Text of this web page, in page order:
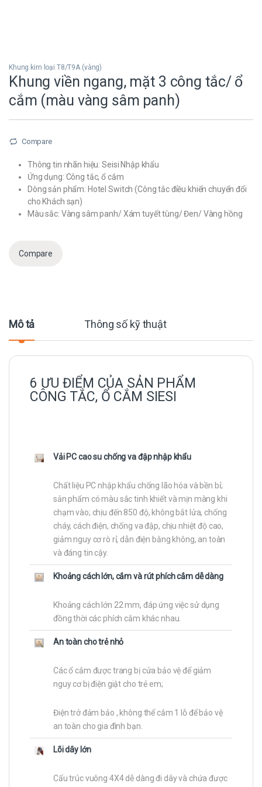
Khung kim loại T8/T9A (vàng)
Khung viền ngang, mặt 3 công tắc/ ổ
cắm (màu vàng sâm panh)
Compare
Thông tin nhãn hiệu: Seisi Nhập khẩu
Ứng dụng: Công tắc, ổ cắm
Dòng sản phẩm: Hotel Switch (Công tắc điều khiển chuyển đổi
cho Khách sạn)
Màu sắc: Vàng sâm panh/ Xám tuyết tùng/ Đen/ Vàng hồng
Compare
Mô tả Thông số kỹ thuật
6 ƯU ĐIỂM CỦA SẢN PHẨM
CÔNG TẮC, Ổ CẮM SIESI
Vải PC cao su chống va đập nhập khẩu
Chất liệu PC nhập khẩu chống lão hóa và bền bỉ;
sản phẩm có màu sắc tinh khiết và mịn màng khi
chạm vào; chịu đến 850 độ, không bắt lửa, chống
cháy, cách điện, chống va đập, chịu nhiệt độ cao,
giảm nguy cơ rò rỉ, dẫn điện bằng không, an toàn
và đáng tin cậy.
Khoảng cách lớn, cắm và rút phích cắm dễ dàng
Khoảng cách lớn 22 mm, đáp ứng việc sử dụng
đồng thời các phích cắm khác nhau.
An toàn cho trẻ nhỏ
Các ổ cắm được trang bị cửa bảo vệ để giảm
nguy cơ bị điện giật cho trẻ em;
Điện trở đảm bảo , không thể cắm 1 lỗ để bảo vệ
an toàn cho gia đình bạn.
Lõi dây lớn
Cấu trúc vuông 4X4 dễ dàng đi dây và chứa được